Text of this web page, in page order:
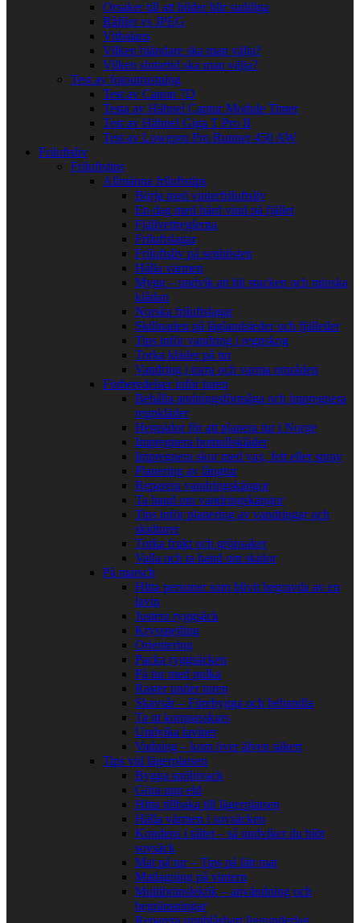
Orsaker till att bilder blir suddiga
Råfiler vs JPEG
Vitbalans
Vilken bländare ska man välja?
Vilken slutartid ska man välja?
Test av fotoutrustning
Test av Canon 7D
Testa av Hähnel Captur Module Timer
Test av Hähnel Giga T Pro II
Test av Lowepro Pro Runner 450 AW
Friluftsliv
Friluftstips
Allmänna friluftstips
Börja med vinterfriluftsliv
En dag med hård vind på fjället
Fjällvettreglerna
Friluftslagar
Friluftsliv på senhösten
Hålla värmen
Mygg – undvik att bli stucken och minska
klådan
Norska friluftslagar
Skillnaden på låglandsleder och fjälleder
Tips inför vandring i regnskog
Torka kläder på tur
Vandring i torra och varma områden
Förberedelser inför turen
Behålla andningsförmåga och impregnera
regnkläder
Hemsidor för att planera tur i Norge
Impregnera bomullskläder
Impregnera skor med vax, fett eller spray
Planering av långtur
Reparera vandringskängor
Ta hand om vandringskängor
Tips inför planering av vandringar och
skidturer
Torka frukt och grönsaker
Valla och ta hand om skidor
På marsch
Hitta personer som blivit begravda av en
lavin
Justera ryggsäck
Krysspejling
Orientering
Packa ryggsäcken
På tur med pulka
Raster under turen
Skavsår – Förebygga och behandla
Ta ut kompasskurs
Undvika laviner
Vadning – kom över älven säkert
Tips vid lägerplatsen
Bygga snöbivack
Göra upp eld
Hitta tillbaka till lägerplatsen
Hålla värmen i sovsäcken
Kondens i tältet – så undviker du blöt
sovsäck
Mat på tur – Tips på lätt mat
Matlagning på vintern
Multibränslekök – användning och
begränsningar
Reparera uppblåsbart liggunderlag